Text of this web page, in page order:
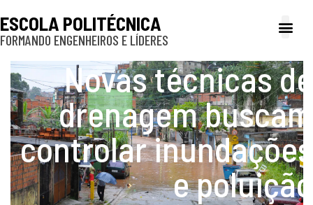
ESCOLA POLITÉCNICA
FORMANDO ENGENHEIROS E LÍDERES
Novas técnicas de
drenagem buscam
controlar inundações
e poluição